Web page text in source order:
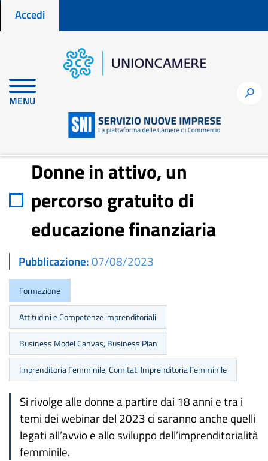
Menu profilo utente
Accedi
MENU
h
Home
Donne in attivo, un percorso gratuito di educazione finanziaria
Donne in attivo, un
percorso gratuito di
educazione finanziaria
Pubblicazione 07/08/2023
Formazione
Attitudini e Competenze imprenditoriali
Business Model Canvas, Business Plan
Imprenditoria Femminile, Comitati Imprenditoria Femminile
Si rivolge alle donne a partire dai 18 anni e tra i
temi dei webinar del 2023 ci saranno anche quelli
legati all’avvio e allo sviluppo dell’imprenditorialità
femminile.